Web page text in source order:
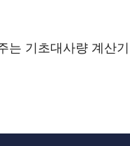
는 기초대사량 계산기